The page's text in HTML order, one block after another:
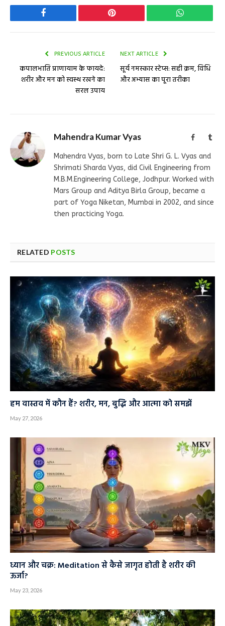
Facebook Pinterest WhatsApp
PREVIOUS ARTICLE
कपालभाति प्राणायाम के फायदे:
शरीर और मन को स्वस्थ रखने का
सरल उपाय
NEXT ARTICLE
सूर्य नमस्कार स्टेप्स: सही क्रम, विधि
और अभ्यास का पूरा तरीका
Mahendra Kumar Vyas Facebook
Mahendra Vyas, born to Late Shri G. L. Vyas and
Shrimati Sharda Vyas, did Civil Engineering from
M.B.M.Engineering College, Jodhpur. Worked with
Mars Group and Aditya Birla Group, became a
part of Yoga Niketan, Mumbai in 2002, and since
then practicing Yoga.
RELATED POSTS
हम वास्तव में कौन हैं? शरीर, मन, बुद्धि और आत्मा को समझें
May 27, 2026
ध्यान और चक्र: Meditation से कैसे जागृत होती है शरीर की
ऊर्जा?
May 23, 2026